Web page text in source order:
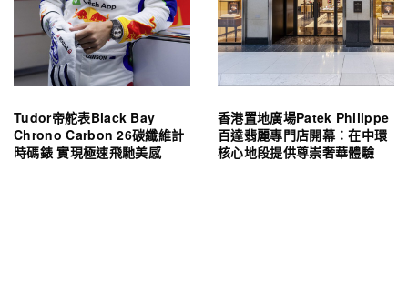
Tudor帝舵表Black Bay
Chrono Carbon 26碳纖維計
時碼錶 實現極速飛馳美感
香港置地廣場Patek Philippe
百達翡麗專門店開幕：在中環
核心地段提供尊崇奢華體驗